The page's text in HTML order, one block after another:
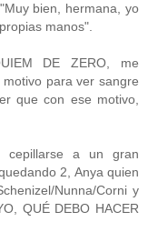
bien, hermana, yo
manos".
DE ZERO, me
para ver sangre
que con ese motivo,
cepillarse a un gran
2, Anya quien
Nunna/Corni y
QUÉ DEBO HACER